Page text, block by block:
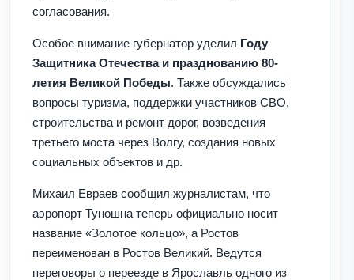
согласования.
Особое внимание губернатор уделил Году
Защитника Отечества и празднованию 80-
летия Великой Победы. Также обсуждались
вопросы туризма, поддержки участников СВО,
строительства и ремонт дорог, возведения
третьего моста через Волгу, создания новых
социальных объектов и др.
Михаил Евраев сообщил журналистам, что
аэропорт Туношна теперь официально носит
название «Золотое кольцо», а Ростов
переименован в Ростов Великий. Ведутся
переговоры о переезде в Ярославль одного из